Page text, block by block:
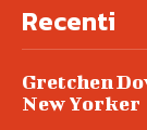
Recenti
Gretchen
New Yorker